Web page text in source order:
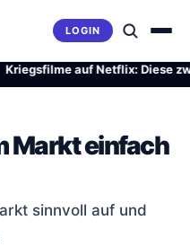
LOGIN
auf Netflix: Diese zwei
Markt einfach
sinnvoll auf und